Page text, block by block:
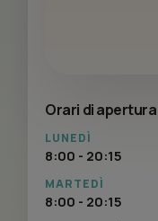
Orari di apertura
LUNEDÌ
8:00 - 20:15
MARTEDÌ
8:00 - 20:15